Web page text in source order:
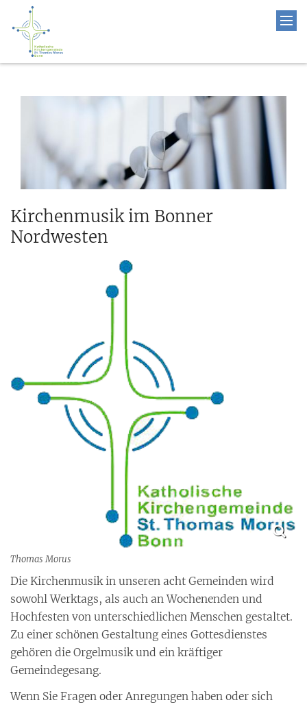
Kirchenmusik im Bonner
Nordwesten
Thomas Morus
Die Kirchenmusik in unseren acht Gemeinden wird
sowohl Werktags, als auch an Wochenenden und
Hochfesten von unterschiedlichen Menschen gestaltet.
Zu einer schönen Gestaltung eines Gottesdienstes
gehören die Orgelmusik und ein kräftiger
Gemeindegesang.
Wenn Sie Fragen oder Anregungen haben oder sich